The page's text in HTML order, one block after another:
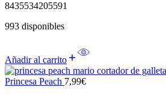
8435534205591
993 disponibles
Añadir al carrito
Princesa Peach 7,99€